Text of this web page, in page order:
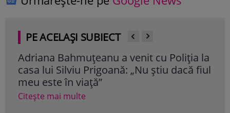
PE ACELAȘI SUBIECT
Adriana Bahmuțeanu a venit cu Poliția la
casa lui Silviu Prigoană: „Nu știu dacă fiul
meu este în viață”
Citește mai multe